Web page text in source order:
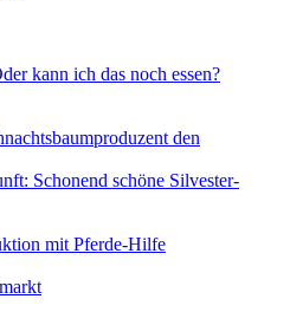
kann ich das noch essen?
den
Schonend schöne Silvester-
mit Pferde-Hilfe